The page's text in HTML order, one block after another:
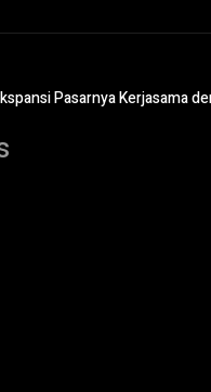
Pasarnya Kerjasama